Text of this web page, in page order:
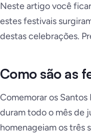
Neste artigo você
estes festivais
destas celebrações.
Como são as
Comemorar os
duram todo o mês de
homenageiam os três